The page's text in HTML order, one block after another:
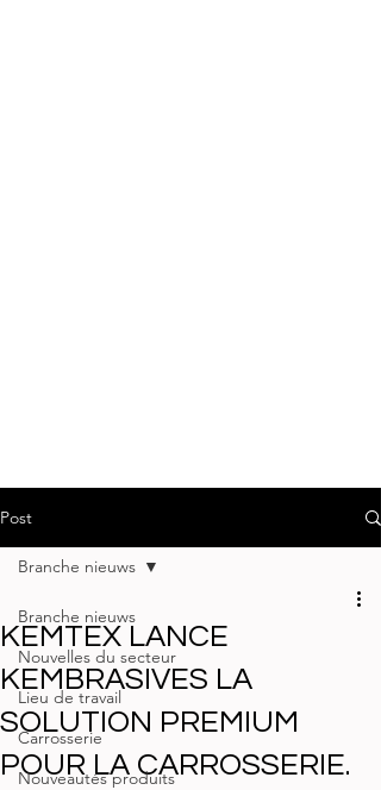
Post
Branche nieuws
Nouvelles du secteur
Lieu de travail
Carrosserie
Nouveautés produits
Branche nieuws
KEMTEX LANCE
KEMBRASIVES LA
SOLUTION PREMIUM
POUR LA CARROSSERIE.